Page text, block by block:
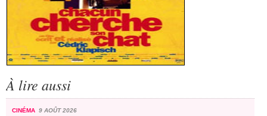
À lire aussi
CINÉMA 9 AOÛT 2026